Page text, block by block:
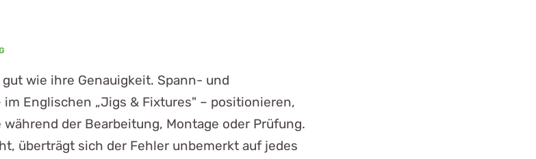
wie ihre Genauigkeit. Spann- und
Englischen „Jigs & Fixtures" – positionieren,
der Bearbeitung, Montage oder Prüfung.
überträgt sich der Fehler unbemerkt auf jedes